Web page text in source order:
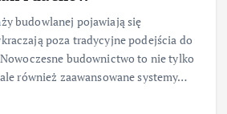
budowlanej pojawiają się
poza tradycyjne podejścia do
budownictwo to nie tylko
również zaawansowane systemy…